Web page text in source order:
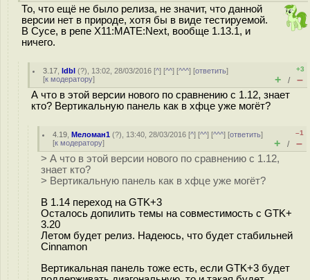
То, что ещё не было релиза, не значит, что данной
версии нет в природе, хотя бы в виде тестируемой.
В Сусе, в репе X11:MATE:Next, вообще 1.13.1, и
ничего.
3.17 ,ldbl (?), 13:02, 28/03/2016 [^] [^^] [^^^] [ответить]
[к модератору]
+3
+ / –
А что в этой версии нового по сравнению с 1.12, знает
кто? Вертикальную панель как в хфце уже могёт?
4.19 ,Меломан1 (?), 13:40, 28/03/2016 [^] [^^] [^^^] [ответить]
[к модератору]
–1
+ / –
> А что в этой версии нового по сравнению с 1.12,
знает кто?
> Вертикальную панель как в хфце уже могёт?
В 1.14 переход на GTK+3
Осталось допилить темы на совместимость с GTK+
3.20
Летом будет релиз. Надеюсь, что будет стабильней
Cinnamon
Вертикальная панель тоже есть, если GTK+3 будет